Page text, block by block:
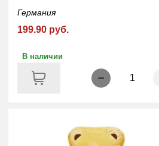
Германия
199.90 руб.
В наличии
1